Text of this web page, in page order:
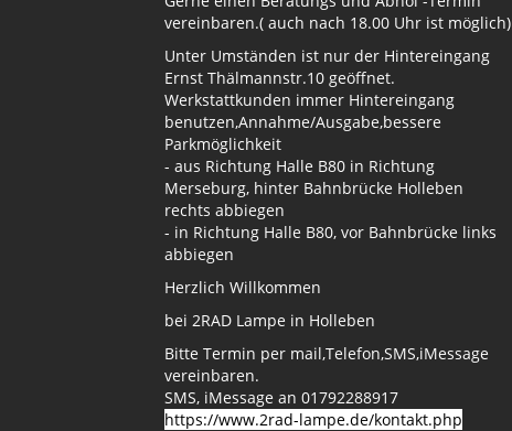
vereinbaren.( auch nach 18.00 Uhr ist möglich)
Unter Umständen ist nur der Hintereingang
Ernst Thälmannstr.10 geöffnet.
Werkstattkunden immer Hintereingang
benutzen,Annahme/Ausgabe,bessere
Parkmöglichkeit
- aus Richtung Halle B80 in Richtung
Merseburg, hinter Bahnbrücke Holleben
rechts abbiegen
- in Richtung Halle B80, vor Bahnbrücke links
abbiegen
Herzlich Willkommen
bei 2RAD Lampe in Holleben
Bitte Termin per mail,Telefon,SMS,iMessage
vereinbaren.
SMS, iMessage an 01792288917
https://www.2rad-lampe.de/kontakt.php